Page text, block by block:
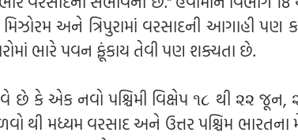
અને ત્રિપુરામાં વરસાદની આગાહી પણ
ભારે પવન ફૂંકાય તેવી પણ શક્યતા છે.
છે કે એક નવો પશ્ચિમી વિક્ષેપ ૧૮ થી ૨૨ જૂન,
થી મધ્યમ વરસાદ અને ઉત્તર પશ્ચિમ ભારતના